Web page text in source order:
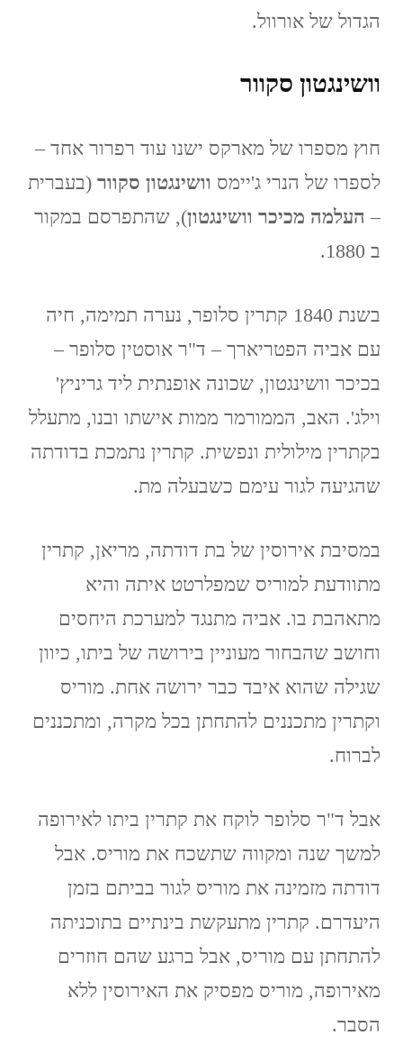
הגדול של אורוול.
וושינגטון סקוור
חוץ מספרו של מארקס ישנו עוד רפרור אחד –
לספרו של הנרי ג'יימס וושינגטון סקוור (בעברית
–העלמה מכיכר וושינגטון), שהתפרסם במקור
ב 1880.
בשנת 1840 קתרין סלופר, נערה תמימה, חיה
עם אביה הפטריארך – ד"ר אוסטין סלופר –
בכיכר וושינגטון, שכונה אופנתית ליד גריניץ'
וילג'. האב, הממורמר ממות אישתו ובנו, מתעלל
בקתרין מילולית ונפשית. קתרין נתמכת בדודתה
שהגיעה לגור עימם כשבעלה מת.
במסיבת אירוסין של בת דודתה, מריאן, קתרין
מתוודעת למוריס שמפלרטט איתה והיא
מתאהבת בו. אביה מתנגד למערכת היחסים
וחושב שהבחור מעוניין בירושה של ביתו, כיוון
שגילה שהוא איבד כבר ירושה אחת. מוריס
וקתרין מתכננים להתחתן בכל מקרה, ומתכננים
לברוח.
אבל ד"ר סלופר לוקח את קתרין ביתו לאירופה
למשך שנה ומקווה שתשכח את מוריס. אבל
דודתה מזמינה את מוריס לגור בביתם בזמן
היעדרם. קתרין מתעקשת בינתיים בתוכניתה
להתחתן עם מוריס, אבל ברגע שהם חוזרים
מאירופה, מוריס מפסיק את האירוסין ללא
הסבר.